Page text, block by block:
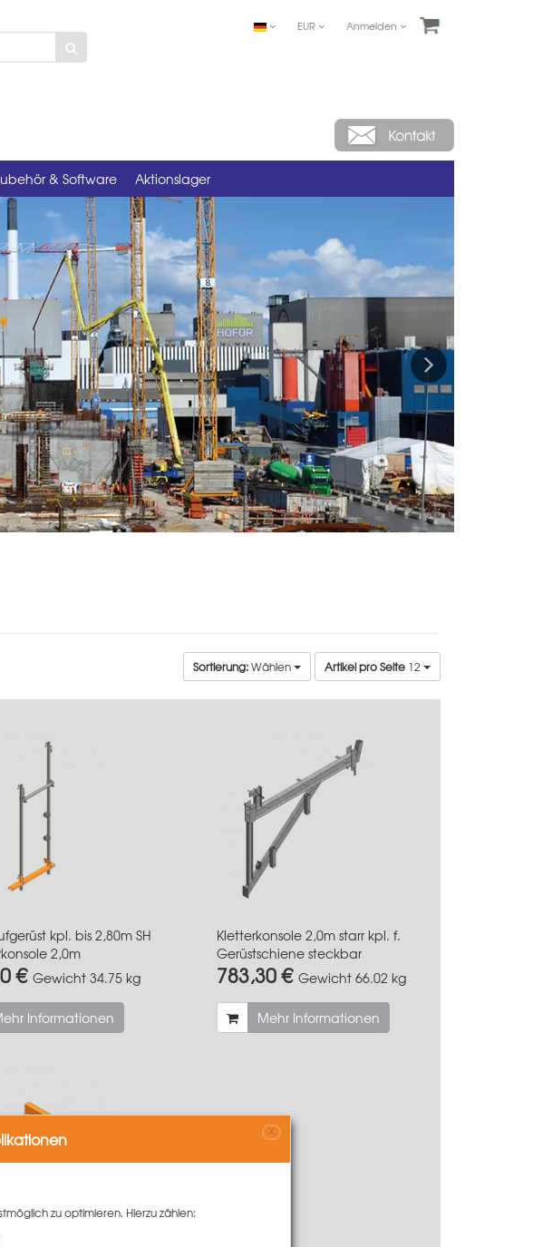
EUR Anmelden
& Software Aktionslager
Next
Sortierung:Wählen Artikel pro Seite 12
kpl. bis 2,80m SH
2,0m
€ Gewicht 34.75 kg
Informationen
Kletterkonsole 2,0m starr kpl. f.
Gerüstschiene steckbar
783,30 € Gewicht 66.02 kg
Mehr Informationen
X
zu optimieren. Hierzu zählen: